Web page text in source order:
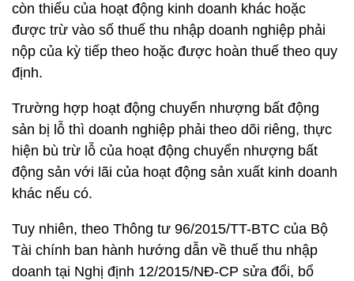
còn thiếu của hoạt động kinh doanh khác hoặc
được trừ vào số thuế thu nhập doanh nghiệp phải
nộp của kỳ tiếp theo hoặc được hoàn thuế theo quy
định.
Trường hợp hoạt động chuyển nhượng bất động
sản bị lỗ thì doanh nghiệp phải theo dõi riêng, thực
hiện bù trừ lỗ của hoạt động chuyển nhượng bất
động sản với lãi của hoạt động sản xuất kinh doanh
khác nếu có.
Tuy nhiên, theo Thông tư 96/2015/TT-BTC của Bộ
Tài chính ban hành hướng dẫn về thuế thu nhập
doanh tại Nghị định 12/2015/NĐ-CP sửa đổi, bổ